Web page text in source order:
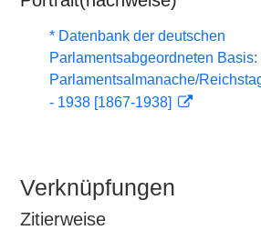
* Datenbank der deutschen
Parlamentsabgeordneten Basis:
Parlamentsalmanache/
- 1938 [1867-1938]
Verknüpfungen
Zitierweise